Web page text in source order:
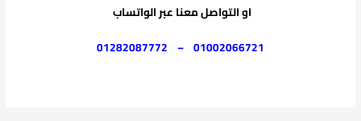
او التواصل معنا عبر الواتساب
01002066721
–
01282087772